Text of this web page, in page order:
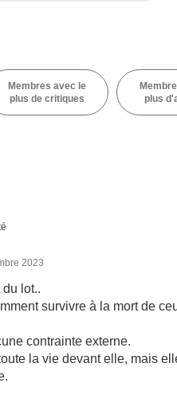
Membres avec le
plus de critiques
plus
2023
lot..
survivre à la mort de
contrainte externe.
la vie devant elle, mais